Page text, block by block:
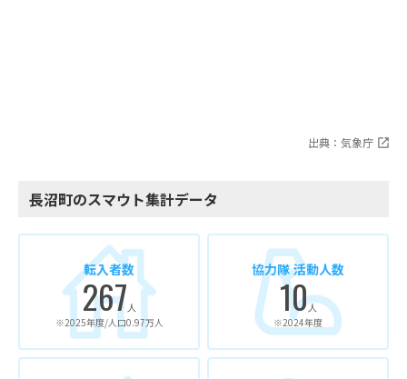
出典：気象庁
長沼町のスマウト集計データ
転入者数
267 人
※2025年度/人口0.97万人
協力隊 活動人数
10人
※2024年度